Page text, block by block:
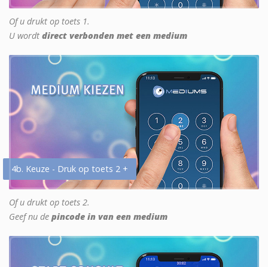
Of u drukt op toets 1.
U wordt direct verbonden met een medium
4b. Keuze - Druk op toets 2 +
Of u drukt op toets 2.
Geef nu de pincode in van een medium